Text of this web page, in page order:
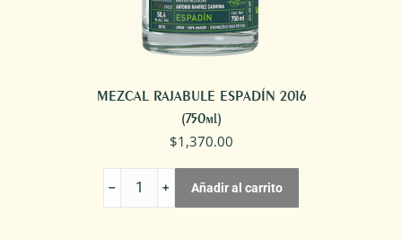
MEZCAL RAJABULE ESPADÍN 2016
(750ml)
$1,370.00
RAJABULE
ESPADÍN
Añadir al carrito